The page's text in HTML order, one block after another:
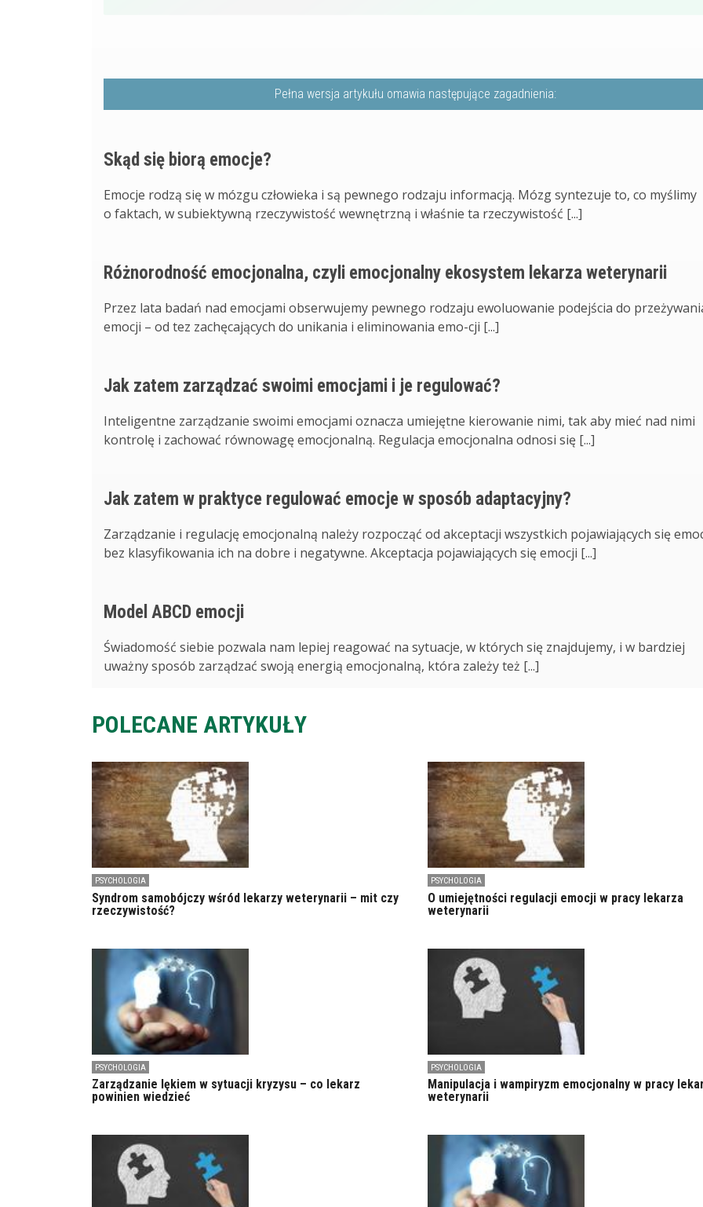
Pełna wersja artykułu omawia następujące zagadnienia:
Skąd się biorą emocje?
Emocje rodzą się w mózgu człowieka i są pewnego rodzaju informacją. Mózg syntezuje to, co myślimy
o faktach, w subiektywną rzeczywistość wewnętrzną i właśnie ta rzeczywistość [...]
Różnorodność emocjonalna, czyli emocjonalny ekosystem lekarza weterynarii
Przez lata badań nad emocjami obserwujemy pewnego rodzaju ewoluowanie podejścia do
emocji – od tez zachęcających do unikania i eliminowania emo­-cji [...]
Jak zatem zarządzać swoimi emocjami i je regulować?
Inteligentne zarządzanie swoimi emocjami oznacza umiejętne kierowanie nimi, tak aby mieć nad nimi
kontrolę i zachować równowagę emocjonalną. Regulacja emocjonalna odnosi się [...]
Jak zatem w praktyce regulować emocje w sposób adaptacyjny?
Zarządzanie i regulację emocjonalną należy rozpocząć od akceptacji wszystkich pojawiających się
bez klasyfikowania ich na dobre i negatywne. Akceptacja pojawiających się emocji [...]
Model ABCD emocji
Świadomość siebie pozwala nam lepiej reagować na sytuacje, w których się znajdujemy, i w bardziej
uważny sposób zarządzać swoją energią emocjonalną, która zależy też [...]
POLECANE ARTYKUŁY
PSYCHOLOGIA
Syndrom samobójczy wśród lekarzy weterynarii – mit czy
rzeczywistość?
PSYCHOLOGIA
Zarządzanie lękiem w sytuacji kryzysu – co lekarz
powinien wiedzieć
PSYCHOLOGIA
O umiejętności regulacji emocji w pracy lekarza
weterynarii
PSYCHOLOGIA
Manipulacja i wampiryzm emocjonalny w pracy
weterynarii